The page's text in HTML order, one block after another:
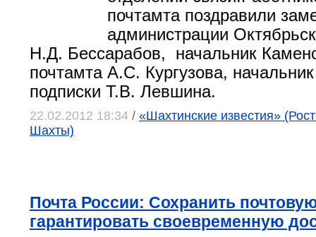
почтамта поздравили
администрации
Н.Д. Бессарабов, начальник
почтамта А.С. Кургузова,
подписки Т.В. Левшина.
22.02.2012 18:34 / «Шахтинские известия»
Шахты)
Почта России: Сохранить
гарантировать своевременную